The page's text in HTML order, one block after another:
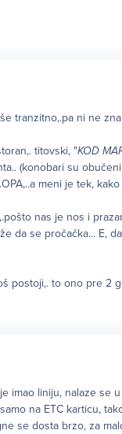
tranzitno,.pa ni ne
titovski, "KOD
(konobari su
meni je tek,
nas je nos i
da se pročačka... E,
postoji,. to ono pre 2
imao liniju, nalaze se
na ETC karticu,
se dosta brzo, za